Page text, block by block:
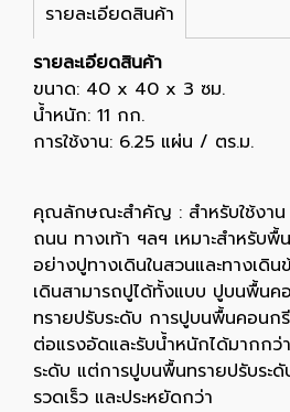
รายละเอียดสินค้า
รายละเอียดสินค้า
ขนาด: 40 x 40 x 3 ซม.
น้ำหนัก: 11 กก.
การใช้งาน: 6.25 แผ่น / ตร.ม.
คุณลักษณะสำคัญ : สำหรับใช้งาน
ถนน ทางเท้า ฯลฯ เหมาะสำหรับ
อย่างปูทางเดินในสวนและทางเดิ
เดินสามารถปูได้ทั้งแบบ ปูบนพื้น
ทรายปรับระดับ การปูบนพื้นคอนก
ต่อแรงอัดและรับน้ำหนักได้มากก
ระดับ แต่การปูบนพื้นทรายปรับระดั
รวดเร็ว และประหยัดกว่า